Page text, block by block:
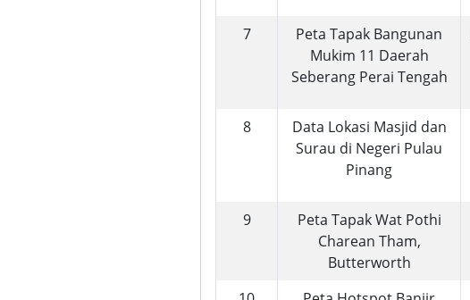
7
Peta Tapak Bangunan
Mukim 11 Daerah
Seberang Perai Tengah
8
Data Lokasi Masjid dan
Surau di Negeri Pulau
Pinang
9
Peta Tapak Wat Pothi
Charean Tham,
Butterworth